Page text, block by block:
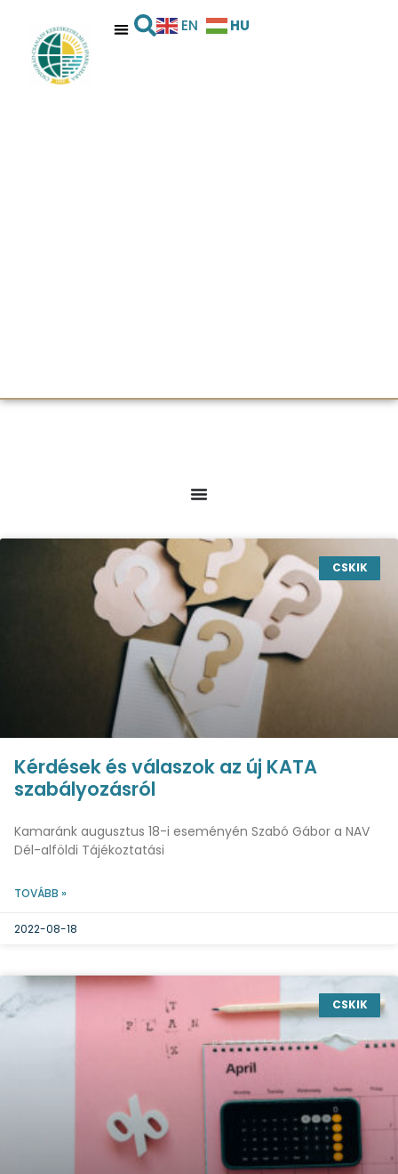
EN HU
CSKIK
Kérdések és válaszok az új KATA
szabályozásról
Kamaránk augusztus 18-i eseményén Szabó Gábor a NAV
Dél-alföldi Tájékoztatási
TOVÁBB »
2022-08-18
CSKIK